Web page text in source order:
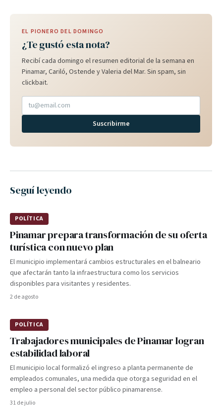
EL PIONERO DEL DOMINGO
¿Te gustó esta nota?
Recibí cada domingo el resumen editorial de la semana en
Pinamar, Cariló, Ostende y Valeria del Mar. Sin spam, sin
clickbait.
Suscribirme
Seguí leyendo
POLÍTICA
Pinamar prepara transformación de su oferta
turística con nuevo plan
El municipio implementará cambios estructurales en el balneario
que afectarán tanto la infraestructura como los servicios
disponibles para visitantes y residentes.
2 de agosto
POLÍTICA
Trabajadores municipales de Pinamar logran
estabilidad laboral
El municipio local formalizó el ingreso a planta permanente de
empleados comunales, una medida que otorga seguridad en el
empleo a personal del sector público pinamarense.
31 de julio